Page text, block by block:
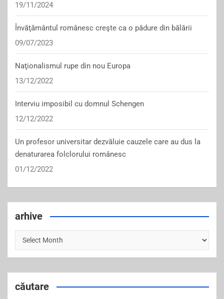
19/11/2024
Învăţământul românesc creşte ca o pădure din bălării
09/07/2023
Naţionalismul rupe din nou Europa
13/12/2022
Interviu imposibil cu domnul Schengen
12/12/2022
Un profesor universitar dezvăluie cauzele care au dus la
denaturarea folclorului românesc
01/12/2022
arhive
arhive
căutare